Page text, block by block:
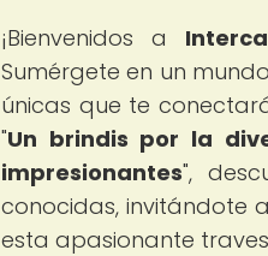
¡Bienvenidos a
Sumérgete en un
únicas que te
"Un brindis por la
impresionantes",
conocidas, invitándote
esta apasionante